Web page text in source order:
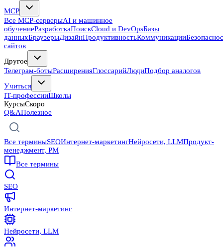
MCP
Все MCP-серверыAI и машинное
обучениеРазработкаПоискCloud и DevOpsБазы
данныхБраузерыДизайнПродуктивностьКоммуникации
сайтов
Другое
Телеграм-ботыРасширенияГлоссарийЛюдиПодбор аналогов
Учиться
IT-профессииШколы
КурсыСкоро
Q&AПолезное
Все терминыSEOИнтернет-маркетингНейросети, LLMПродукт-
менеджмент, PM
Все термины
SEO
Интернет-маркетинг
Нейросети, LLM